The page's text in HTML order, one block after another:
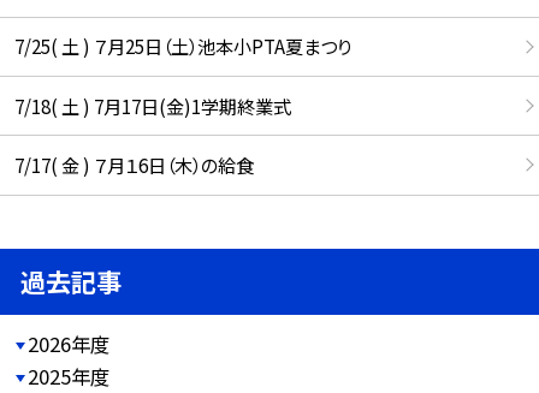
7/25( 土 ) ７月25日（土）池本小PTA夏まつり
7/18( 土 ) 7月17日(金)1学期終業式
7/17( 金 ) ７月１6日（木）の給食
過去記事
2026年度
2025年度